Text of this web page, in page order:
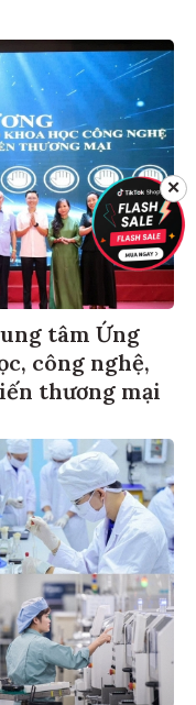
tâm Ứng
công nghệ,
thương mại
✕